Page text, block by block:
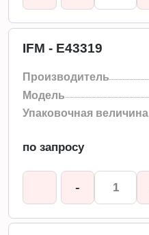
IFM - E43319
Производитель
Модель
Упаковочная величина
по запросу
-